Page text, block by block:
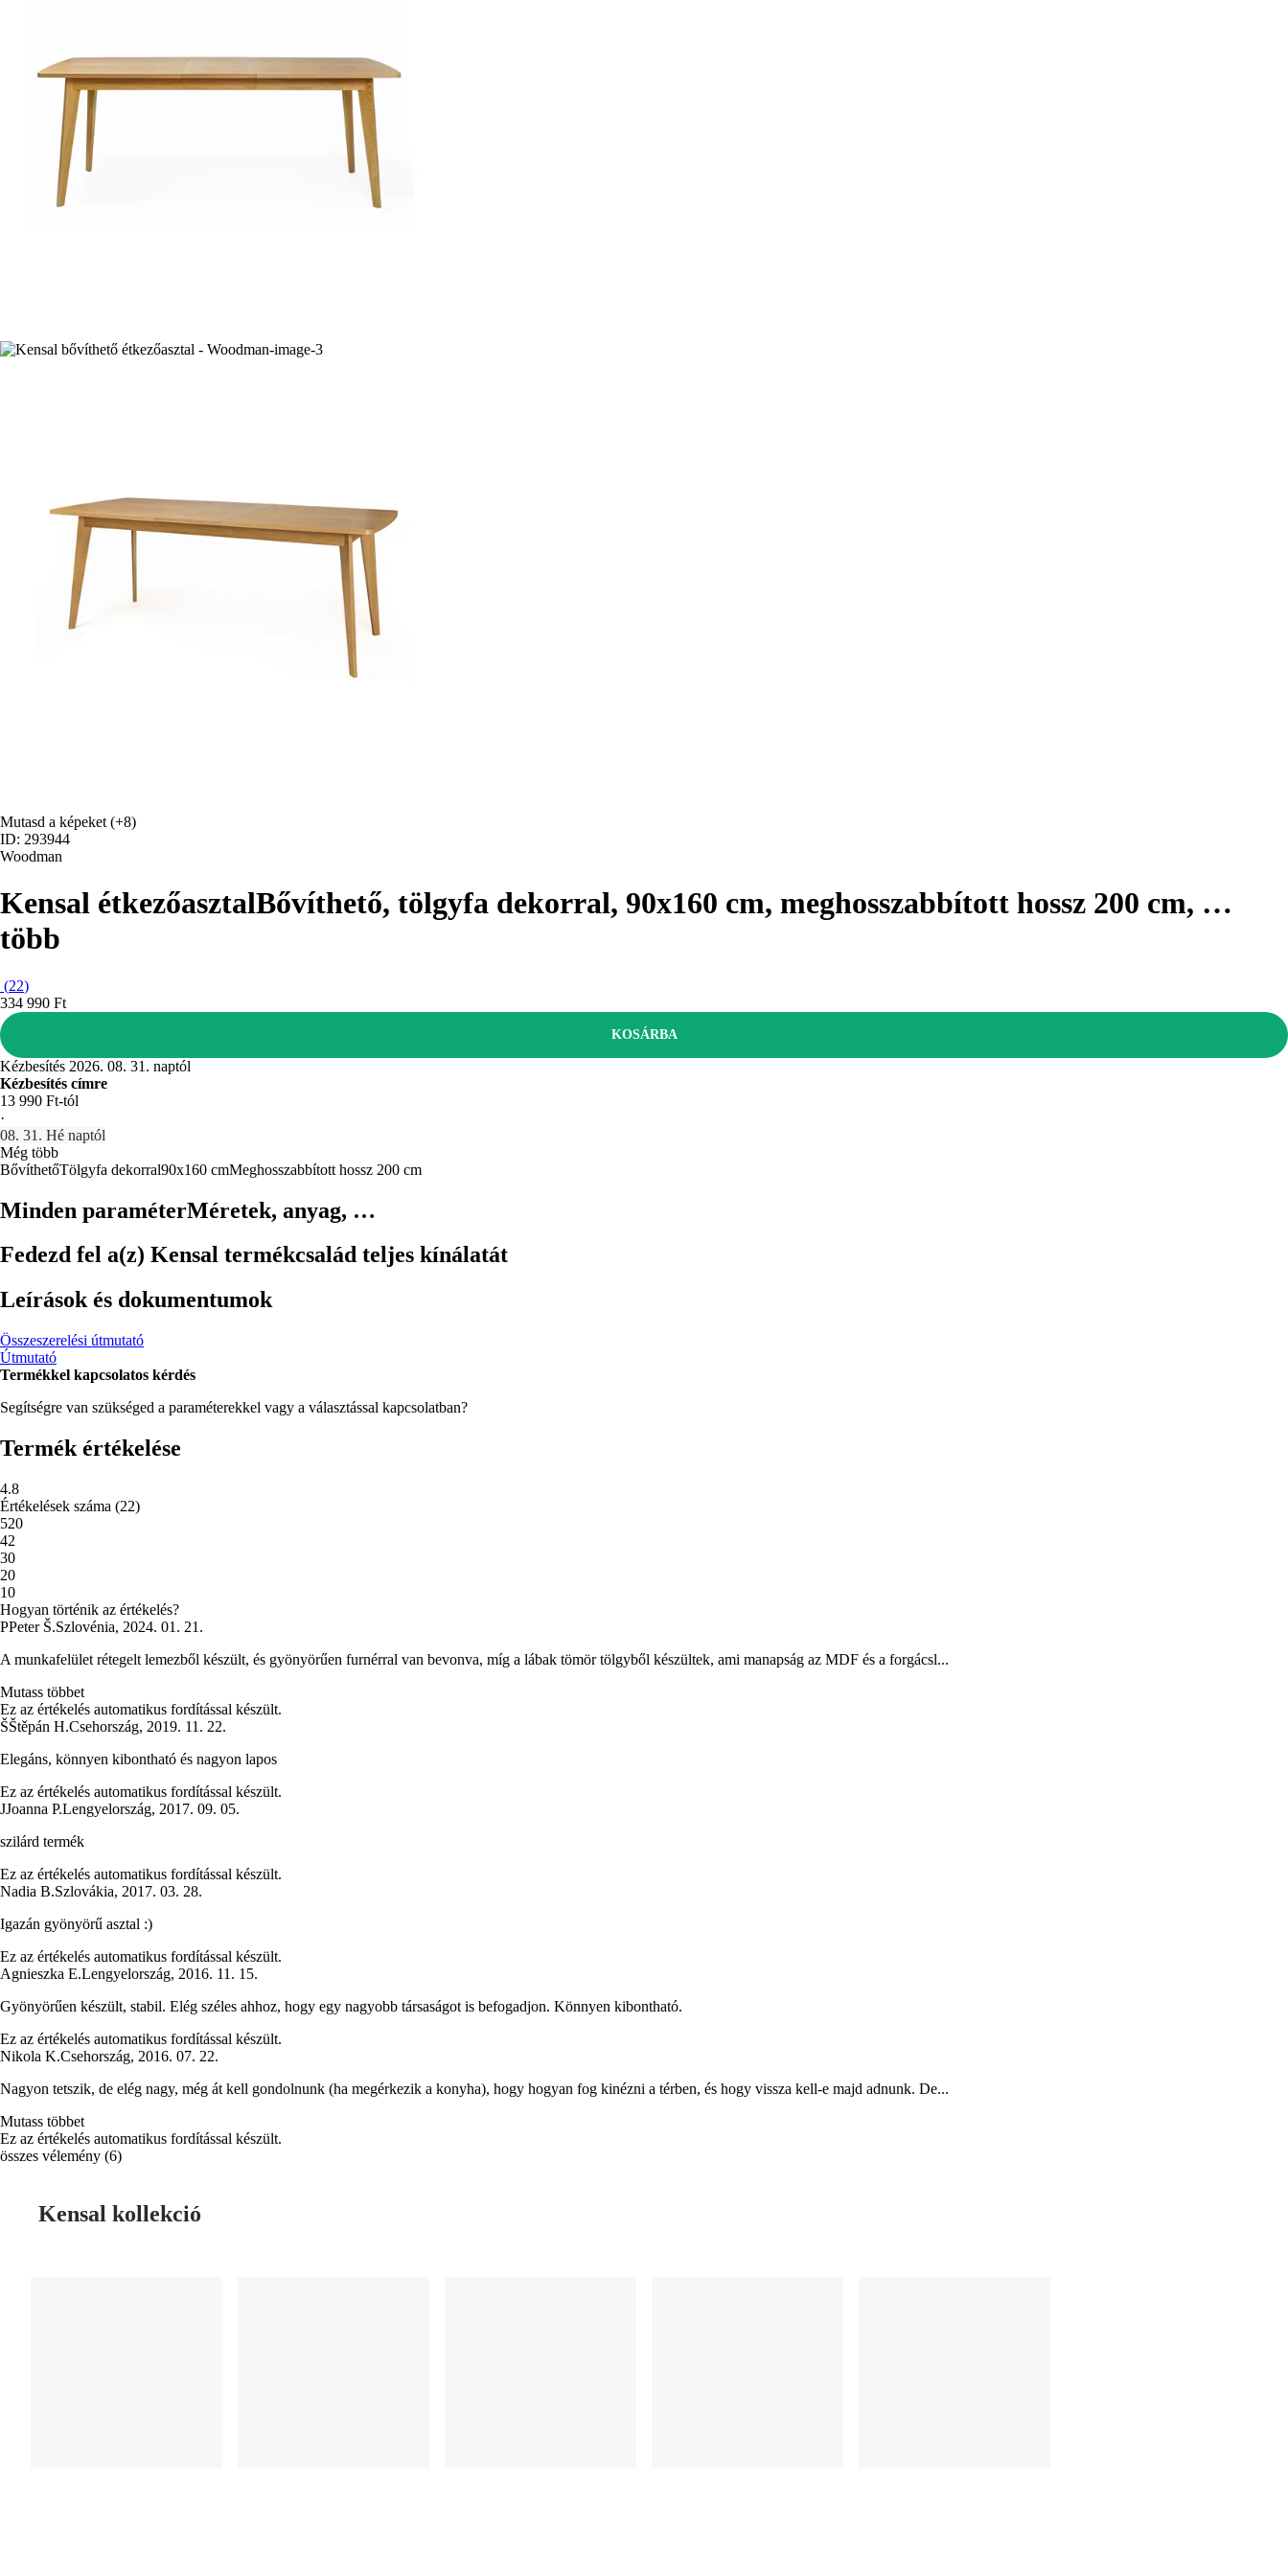
Mutasd a képeket (+8)
ID: 293944
Woodman
Kensal étkezőasztalBővíthető, tölgyfa dekorral, 90x160 cm, meghosszabbított hossz 200 cm, …
több
(22)
334 990 Ft
KOSÁRBA
Kézbesítés 2026. 08. 31. naptól
Kézbesítés címre
13 990 Ft-tól
·
08. 31. Hé naptól
Még több
BővíthetőTölgyfa dekorral90x160 cmMeghosszabbított hossz 200 cm
Minden paraméterMéretek, anyag, …
Fedezd fel a(z) Kensal termékcsalád teljes kínálatát
Leírások és dokumentumok
Összeszerelési útmutató
Útmutató
Termékkel kapcsolatos kérdés
Segítségre van szükséged a paraméterekkel vagy a választással kapcsolatban?
Termék értékelése
4.8
Értékelések száma (22)
520
42
30
20
10
Hogyan történik az értékelés?
PPeter Š.Szlovénia, 2024. 01. 21.
A munkafelület rétegelt lemezből készült, és gyönyörűen furnérral van bevonva, míg a lábak tömör tölgyből készültek, ami manapság az MDF és a forgácsl...
Mutass többet
Ez az értékelés automatikus fordítással készült.
ŠŠtěpán H.Csehország, 2019. 11. 22.
Elegáns, könnyen kibontható és nagyon lapos
Ez az értékelés automatikus fordítással készült.
JJoanna P.Lengyelország, 2017. 09. 05.
szilárd termék
Ez az értékelés automatikus fordítással készült.
Nadia B.Szlovákia, 2017. 03. 28.
Igazán gyönyörű asztal :)
Ez az értékelés automatikus fordítással készült.
Agnieszka E.Lengyelország, 2016. 11. 15.
Gyönyörűen készült, stabil. Elég széles ahhoz, hogy egy nagyobb társaságot is befogadjon. Könnyen kibontható.
Ez az értékelés automatikus fordítással készült.
Nikola K.Csehország, 2016. 07. 22.
Nagyon tetszik, de elég nagy, még át kell gondolnunk (ha megérkezik a konyha), hogy hogyan fog kinézni a térben, és hogy vissza kell-e majd adnunk. De...
Mutass többet
Ez az értékelés automatikus fordítással készült.
összes vélemény (6)
Kensal kollekció